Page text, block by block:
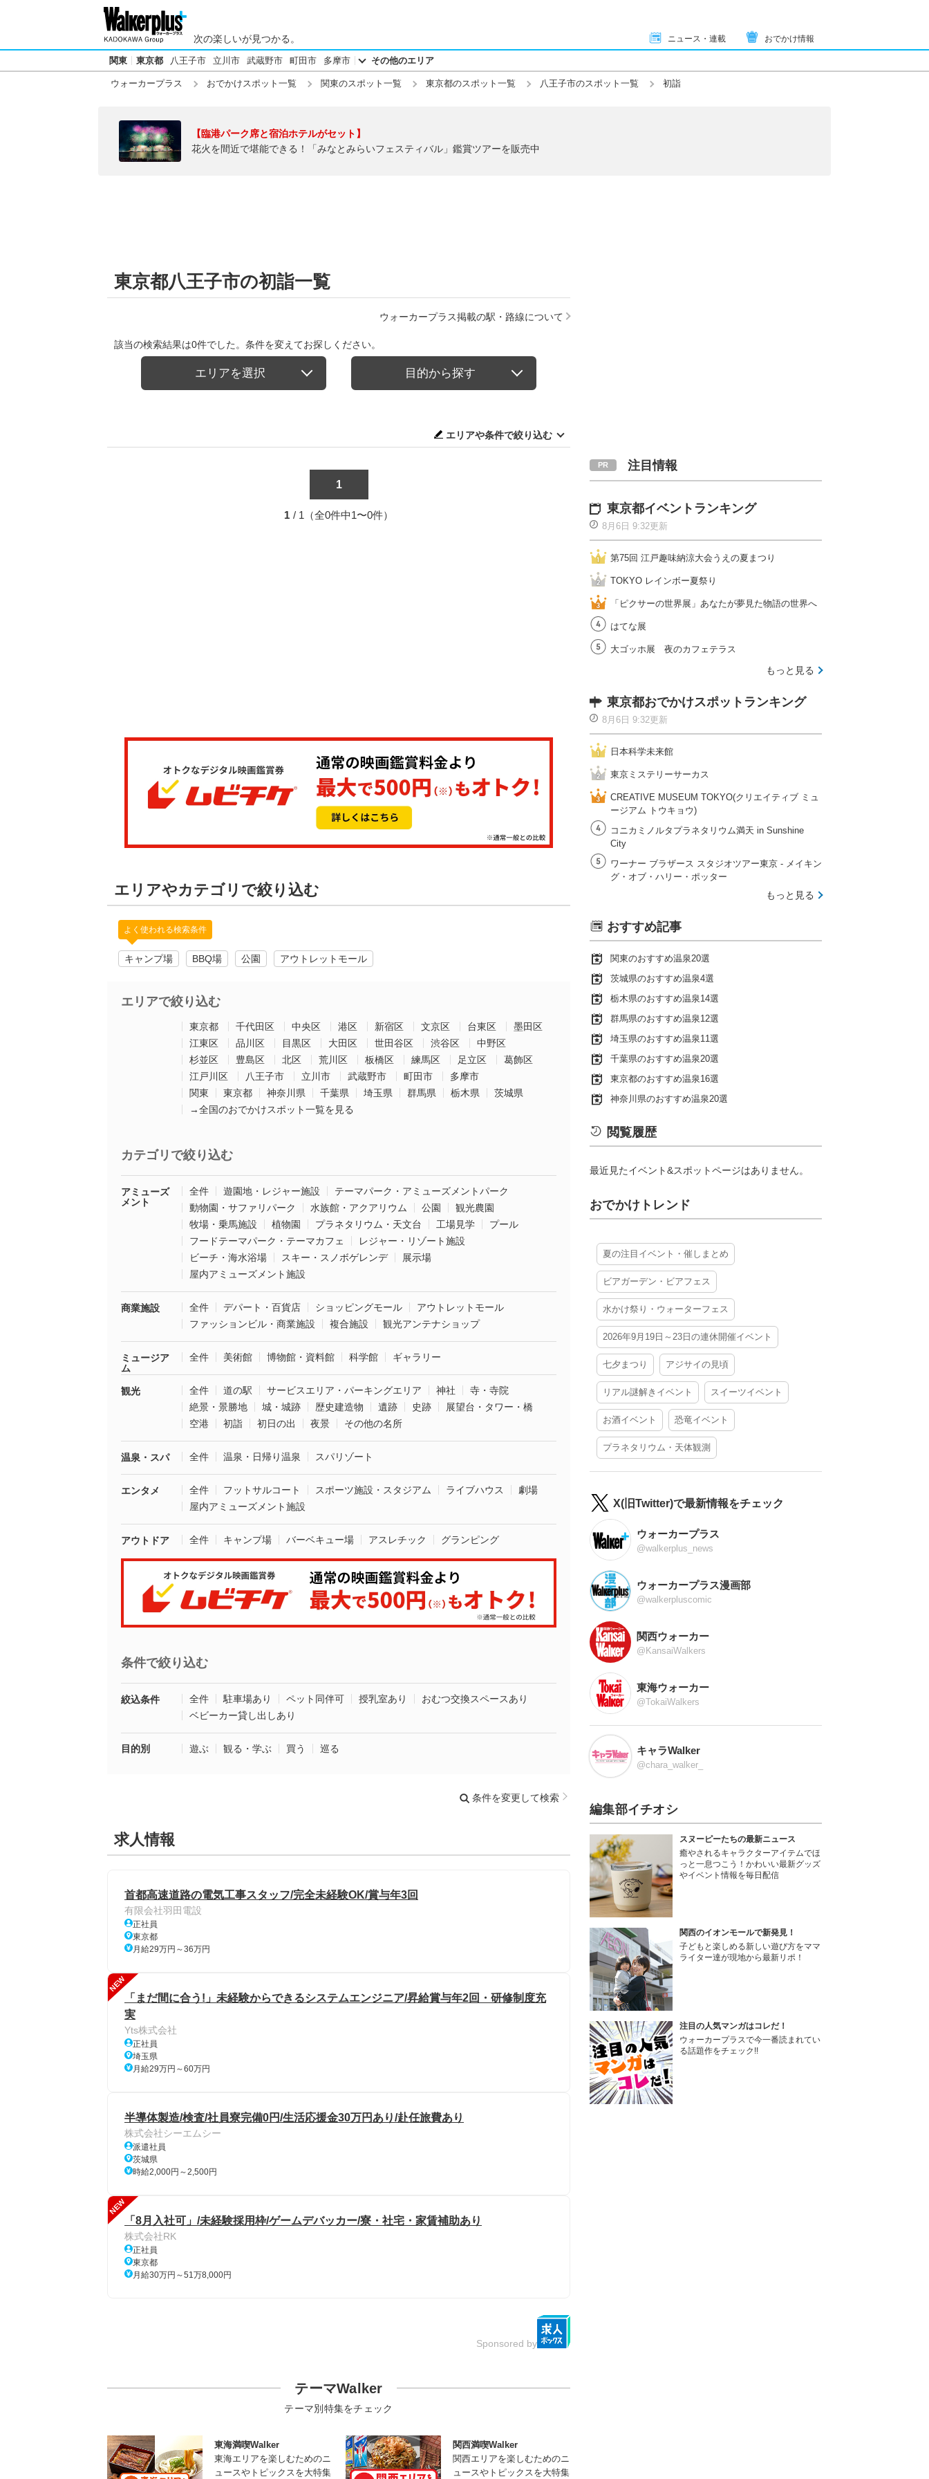
次の楽しいが見つかる。 ニュース・連載 おでかけ情報
関東 東京都 八王子市 立川市 武蔵野市 町田市 多摩市 その他のエリア
ウォーカープラス おでかけスポット一覧 関東のスポット一覧 東京都のスポット一覧 八王子市のスポット一覧 初詣
【臨港パーク席と宿泊ホテルがセット】
花火を間近で堪能できる！「みなとみらいフェスティバル」鑑賞ツアーを販売中
東京都八王子市の初詣一覧
ウォーカープラス掲載の駅・路線について
該当の検索結果は0件でした。条件を変えてお探しください。
エリアを選択 目的から探す
エリアや条件で絞り込む
1
1 / 1（全0件中1〜0件）
エリアやカテゴリで絞り込む
よく使われる検索条件
キャンプ場 BBQ場 公園 アウトレットモール
エリアで絞り込む
東京都 千代田区 中央区 港区 新宿区 文京区 台東区
墨田区
江東区
品川区 目黒区 大田区 世田谷区 渋谷区
中野区
杉並区
豊島区 北区 荒川区 板橋区 練馬区 足立区
葛飾区
江戸川区
八王子市 立川市 武蔵野市 町田市
多摩市
関東
東京都 神奈川県 千葉県 埼玉県 群馬県 栃木県
茨城県
→全国のおでかけスポット一覧を見る
カテゴリで絞り込む
アミューズ
メント
全件 遊園地・レジャー施設
テーマパーク・アミューズメントパーク
動物園・サファリパーク
水族館・アクアリウム 公園
観光農園
牧場・乗馬施設
植物園 プラネタリウム・天文台 工場見学
プール
フードテーマパーク・テーマカフェ
レジャー・リゾート施設
ビーチ・海水浴場
スキー・スノボゲレンデ
展示場
屋内アミューズメント施設
商業施設 全件 デパート・百貨店 ショッピングモール
アウトレットモール
ファッションビル・商業施設
複合施設 観光アンテナショップ
ミュージア
ム
全件 美術館 博物館・資料館 科学館 ギャラリー
観光 全件 道の駅 サービスエリア・パーキングエリア 神社
寺・寺院
絶景・景勝地
城・城跡 歴史建造物 遺跡 史跡
展望台・タワー・橋
空港
初詣 初日の出 夜景 その他の名所
温泉・スパ 全件 温泉・日帰り温泉 スパリゾート
エンタメ 全件 フットサルコート スポーツ施設・スタジアム ライブハウス
劇場
屋内アミューズメント施設
アウトドア 全件 キャンプ場 バーベキュー場 アスレチック グランピング
条件で絞り込む
絞込条件 全件 駐車場あり ペット同伴可 授乳室あり
おむつ交換スペースあり
ベビーカー貸し出しあり
目的別 遊ぶ 観る・学ぶ 買う 巡る
条件を変更して検索
求人情報
首都高速道路の電気工事スタッフ/完全未経験OK/賞与年3回
有限会社羽田電設
正社員
東京都
月給29万円～36万円
NEW
「まだ間に合う!」未経験からできるシステムエンジニア/昇給賞与年2回・研修制度充
実
Yts株式会社
正社員
埼玉県
月給29万円～60万円
半導体製造/検査/社員寮完備0円/生活応援金30万円あり/赴任旅費あり
株式会社シーエムシー
派遣社員
茨城県
時給2,000円～2,500円
NEW
「8月入社可」/未経験採用枠/ゲームデバッカー/寮・社宅・家賃補助あり
株式会社RK
正社員
東京都
月給30万円～51万8,000円
Sponsored by
テーマWalker
テーマ別特集をチェック
東海満喫Walker
東海エリアを楽しむためのニ
ュースやトピックスを大特集
関西満喫Walker
関西エリアを楽しむためのニ
ュースやトピックスを大特集
注目情報
東京都イベントランキング
8月6日 9:32更新
第75回 江戸趣味納涼大会うえの夏まつり
TOKYO レインボー夏祭り
「ピクサーの世界展」あなたが夢見た物語の世界へ
はてな展
大ゴッホ展 夜のカフェテラス
もっと見る
東京都おでかけスポットランキング
8月6日 9:32更新
日本科学未来館
東京ミステリーサーカス
CREATIVE MUSEUM TOKYO(クリエイティブ ミュ
ージアム トウキョウ)
コニカミノルタプラネタリウム満天 in Sunshine
City
ワーナー ブラザース スタジオツアー東京 ‐ メイキン
グ・オブ・ハリー・ポッター
もっと見る
おすすめ記事
関東のおすすめ温泉20選
茨城県のおすすめ温泉4選
栃木県のおすすめ温泉14選
群馬県のおすすめ温泉12選
埼玉県のおすすめ温泉11選
千葉県のおすすめ温泉20選
東京都のおすすめ温泉16選
神奈川県のおすすめ温泉20選
閲覧履歴
最近見たイベント&スポットページはありません。
おでかけトレンド
夏の注目イベント・催しまとめ
ビアガーデン・ビアフェス
水かけ祭り・ウォーターフェス
2026年9月19日～23日の連休開催イベント
七夕まつり アジサイの見頃
リアル謎解きイベント スイーツイベント
お酒イベント 恐竜イベント
プラネタリウム・天体観測
X(旧Twitter)で最新情報をチェック
ウォーカープラス
@walkerplus_news
ウォーカープラス漫画部
@walkerpluscomic
関西ウォーカー
@KansaiWalkers
東海ウォーカー
@TokaiWalkers
キャラWalker
@chara_walker_
編集部イチオシ
スヌーピーたちの最新ニュース
癒やされるキャラクターアイテムでほ
っと一息つこう！かわいい最新グッズ
やイベント情報を毎日配信
関西のイオンモールで新発見！
子どもと楽しめる新しい遊び方をママ
ライター達が現地から最新リポ！
注目の人気マンガはコレだ！
ウォーカープラスで今一番読まれてい
る話題作をチェック!!